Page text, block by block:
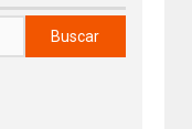
Buscar